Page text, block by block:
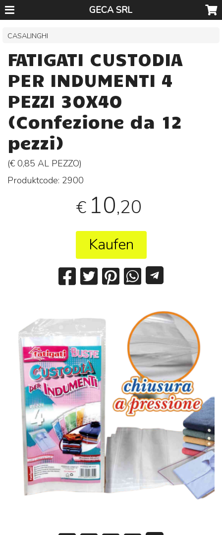
GECA SRL
CASALINGHI
FATIGATI CUSTODIA
PER INDUMENTI 4
PEZZI 30X40
(Confezione da 12
pezzi)
(€ 0,85 AL PEZZO)
Produktcode: 2900
€ 10,20
Kaufen